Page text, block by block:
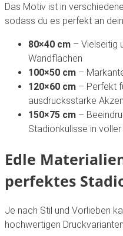
Das Motiv ist in
sodass du es perfekt an
80×40 cm – Vielseitig
Wandflächen
100×50 cm –
120×60 cm – Perfekt
ausdrucksstarke
150×75 cm –
Stadionkulisse in
Edle
perfektes
Je nach Stil und Vorlieben
hochwertigen